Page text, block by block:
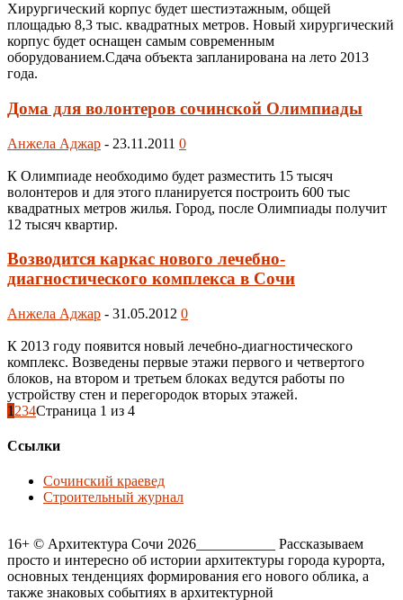
Хирургический корпус будет шестиэтажным, общей
площадью 8,3 тыс. квадратных метров. Новый хирургический
корпус будет оснащен самым современным
оборудованием.Сдача объекта запланирована на лето 2013
года.
Дома для волонтеров сочинской Олимпиады
Анжела Аджар - 23.11.2011 0
К Олимпиаде необходимо будет разместить 15 тысяч
волонтеров и для этого планируется построить 600 тыс
квадратных метров жилья. Город, после Олимпиады получит
12 тысяч квартир.
Возводится каркас нового лечебно-
диагностического комплекса в Сочи
Анжела Аджар - 31.05.2012 0
К 2013 году появится новый лечебно-диагностического
комплекс. Возведены первые этажи первого и четвертого
блоков, на втором и третьем блоках ведутся работы по
устройству стен и перегородок вторых этажей.
1 234Страница 1 из 4
Ссылки
Сочинский краевед
Строительный журнал
16+ © Архитектура Сочи 2026___________ Рассказываем
просто и интересно об истории архитектуры города курорта,
основных тенденциях формирования его нового облика, а
также знаковых событиях в архитектурной